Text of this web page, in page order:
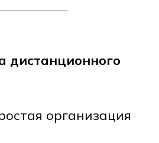
дистанционного
организация